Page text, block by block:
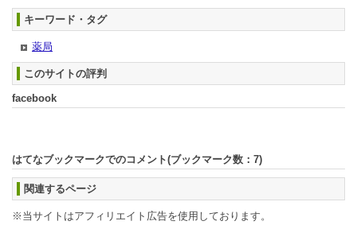
キーワード・タグ
薬局
このサイトの評判
facebook
はてなブックマークでのコメント(ブックマーク数： 7)
関連するページ
※当サイトはアフィリエイト広告を使用しております。